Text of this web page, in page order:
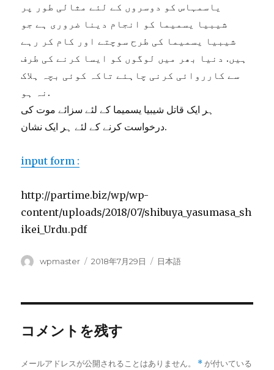
یاسمہاس کو دوسروں کے لئے مثالی طور پر
شیبیا یسمیما کو انجام دینا ضروری ہے جو
شیبیا یسمیما کی طرح سوچتے اور کام کر رہے
ہیں. دنیا بھر میں لوگوں کو ایسا کرنے کی طرف
سے کارروائی کرنی چاہئے تاکہ کوئی بچہ ہلاک
نہ ہو.
ہر ایک قاتل شیبیا یسمیما کے لئے سزائے موت کی
درخواست کرنے کے لئے ہر ایک نشان.
input form :
http://partime.biz/wp/wp-
content/uploads/2018/07/shibuya_yasumasa_sh
ikei_Urdu.pdf
投
wpmaster
投
2018年7月29日
カ
日本語
コメントを残す
メールアドレスが公開されることはありません。 * が付いている